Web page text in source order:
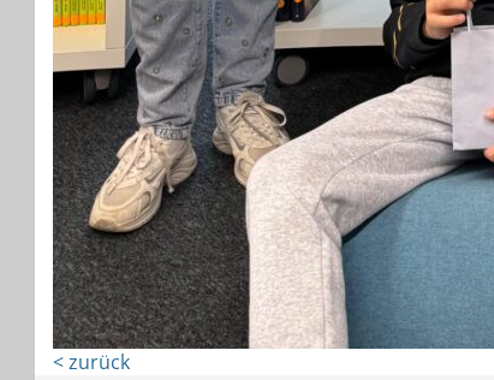
< zurück